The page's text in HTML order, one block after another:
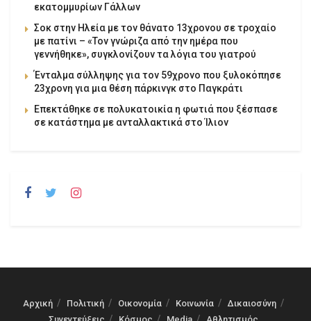
εκατομμυρίων Γάλλων
Σοκ στην Ηλεία με τον θάνατο 13χρονου σε τροχαίο
με πατίνι – «Τον γνώριζα από την ημέρα που
γεννήθηκε», συγκλονίζουν τα λόγια του γιατρού
Ένταλμα σύλληψης για τον 59χρονο που ξυλοκόπησε
23χρονη για μια θέση πάρκινγκ στο Παγκράτι
Επεκτάθηκε σε πολυκατοικία η φωτιά που ξέσπασε
σε κατάστημα με ανταλλακτικά στο Ίλιον
Αρχική Πολιτική Οικονομία Κοινωνία
Δικαιοσύνη